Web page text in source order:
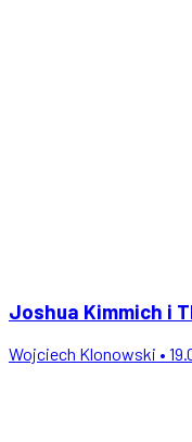
Joshua Kimmich i
Wojciech Klonowski •